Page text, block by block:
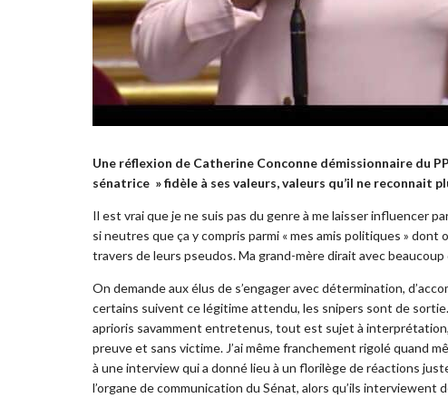
Une réflexion de Catherine Conconne démissionnaire du
sénatrice » fidèle à ses valeurs, valeurs qu’il ne reconnait
Il est vrai que je ne suis pas du genre à me laisser influencer
si neutres que ça y compris parmi « mes amis politiques »
travers de leurs pseudos. Ma grand-mère dirait avec beaucoup
On demande aux élus de s’engager avec détermination,
certains suivent ce légitime attendu, les snipers sont de
aprioris savamment entretenus, tout est sujet à
preuve et sans victime. J’ai même franchement rigolé quand
à une interview qui a donné lieu à un florilège de réactions
l’organe de communication du Sénat, alors qu’ils interviewent